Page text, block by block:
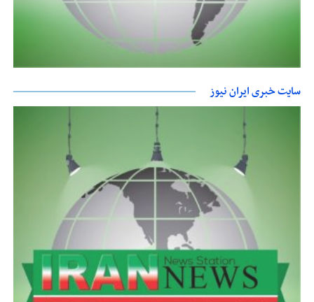
سایت خبری ایران نیوز